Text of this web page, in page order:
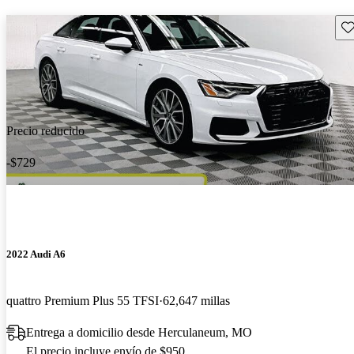
Precio reducido
-$729
2022 Audi A6
quattro Premium Plus 55 TFSI 62,647 millas
Entrega a domicilio desde Herculaneum, MO